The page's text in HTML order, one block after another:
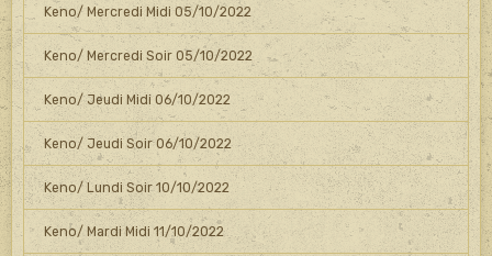
Keno/ Mercredi Midi 05/10/2022
Keno/ Mercredi Soir 05/10/2022
Keno/ Jeudi Midi 06/10/2022
Keno/ Jeudi Soir 06/10/2022
Keno/ Lundi Soir 10/10/2022
Keno/ Mardi Midi 11/10/2022